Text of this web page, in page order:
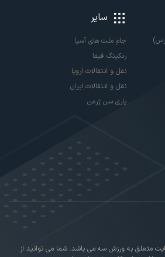
سایر
جام ملت های آسیا
رنکینگ فیفا
نقل و انتقالات اروپا
نقل و انتقالات ایران
پاری سن ژرمن
متعلق به ورزش سه می باشد. شما می توانید از